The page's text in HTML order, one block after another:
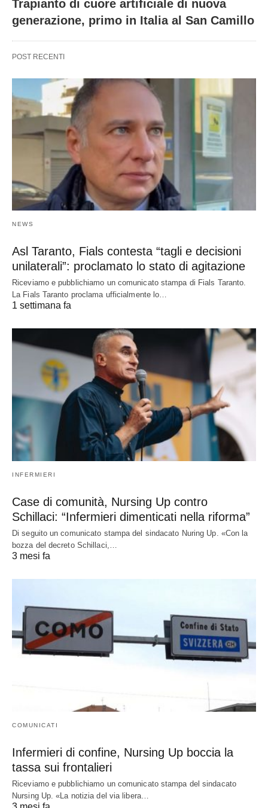
Trapianto di cuore artificiale di nuova
generazione, primo in Italia al San Camillo
POST RECENTI
NEWS
Asl Taranto, Fials contesta “tagli e decisioni
unilaterali”: proclamato lo stato di agitazione
Riceviamo e pubblichiamo un comunicato stampa di Fials Taranto.
La Fials Taranto proclama ufficialmente lo…
1 settimana fa
INFERMIERI
Case di comunità, Nursing Up contro
Schillaci: “Infermieri dimenticati nella riforma”
Di seguito un comunicato stampa del sindacato Nuring Up. «Con la
bozza del decreto Schillaci,…
3 mesi fa
COMUNICATI
Infermieri di confine, Nursing Up boccia la
tassa sui frontalieri
Riceviamo e pubblichiamo un comunicato stampa del sindacato
Nursing Up. «La notizia del via libera…